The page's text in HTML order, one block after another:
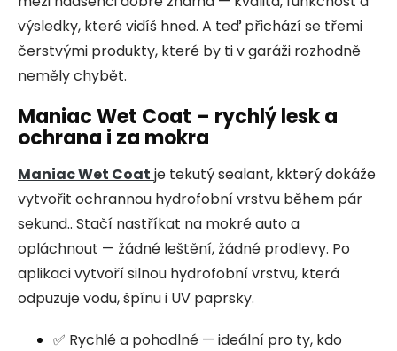
výsledky, které vidíš hned. A teď přichází se třemi
čerstvými produkty, které by ti v garáži rozhodně
neměly chybět.
Maniac Wet Coat – rychlý lesk a
ochrana i za mokra
Maniac Wet Coat je tekutý sealant, kkterý dokáže
vytvořit ochrannou hydrofobní vrstvu během pár
sekund.. Stačí nastříkat na mokré auto a
opláchnout — žádné leštění, žádné prodlevy. Po
aplikaci vytvoří silnou hydrofobní vrstvu, která
odpuzuje vodu, špínu i UV paprsky.
✅ Rychlé a pohodlné — ideální pro ty, kdo